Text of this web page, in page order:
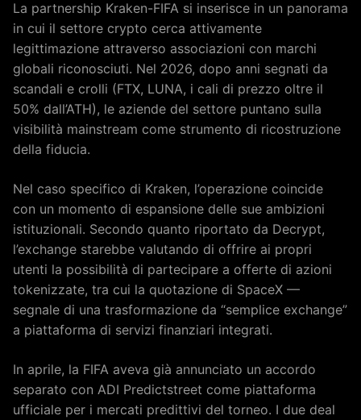
La partnership Kraken-FIFA si inserisce in un panorama
in cui il settore crypto cerca attivamente
legittimazione attraverso associazioni con marchi
globali riconosciuti. Nel 2026, dopo anni segnati da
scandali e crolli (FTX, LUNA, i cali di prezzo oltre il
50% dall’ATH), le aziende del settore puntano sulla
visibilità mainstream come strumento di ricostruzione
della fiducia.
Nel caso specifico di Kraken, l’operazione coincide
con un momento di espansione delle sue ambizioni
istituzionali. Secondo quanto riportato da Decrypt,
l’exchange starebbe valutando di offrire ai propri
utenti la possibilità di partecipare a offerte di azioni
tokenizzate, tra cui la quotazione di SpaceX —
segnale di una trasformazione da “semplice exchange”
a piattaforma di servizi finanziari integrati.
In aprile, la FIFA aveva già annunciato un accordo
separato con ADI Predictstreet come piattaforma
ufficiale per i mercati predittivi del torneo. I due deal